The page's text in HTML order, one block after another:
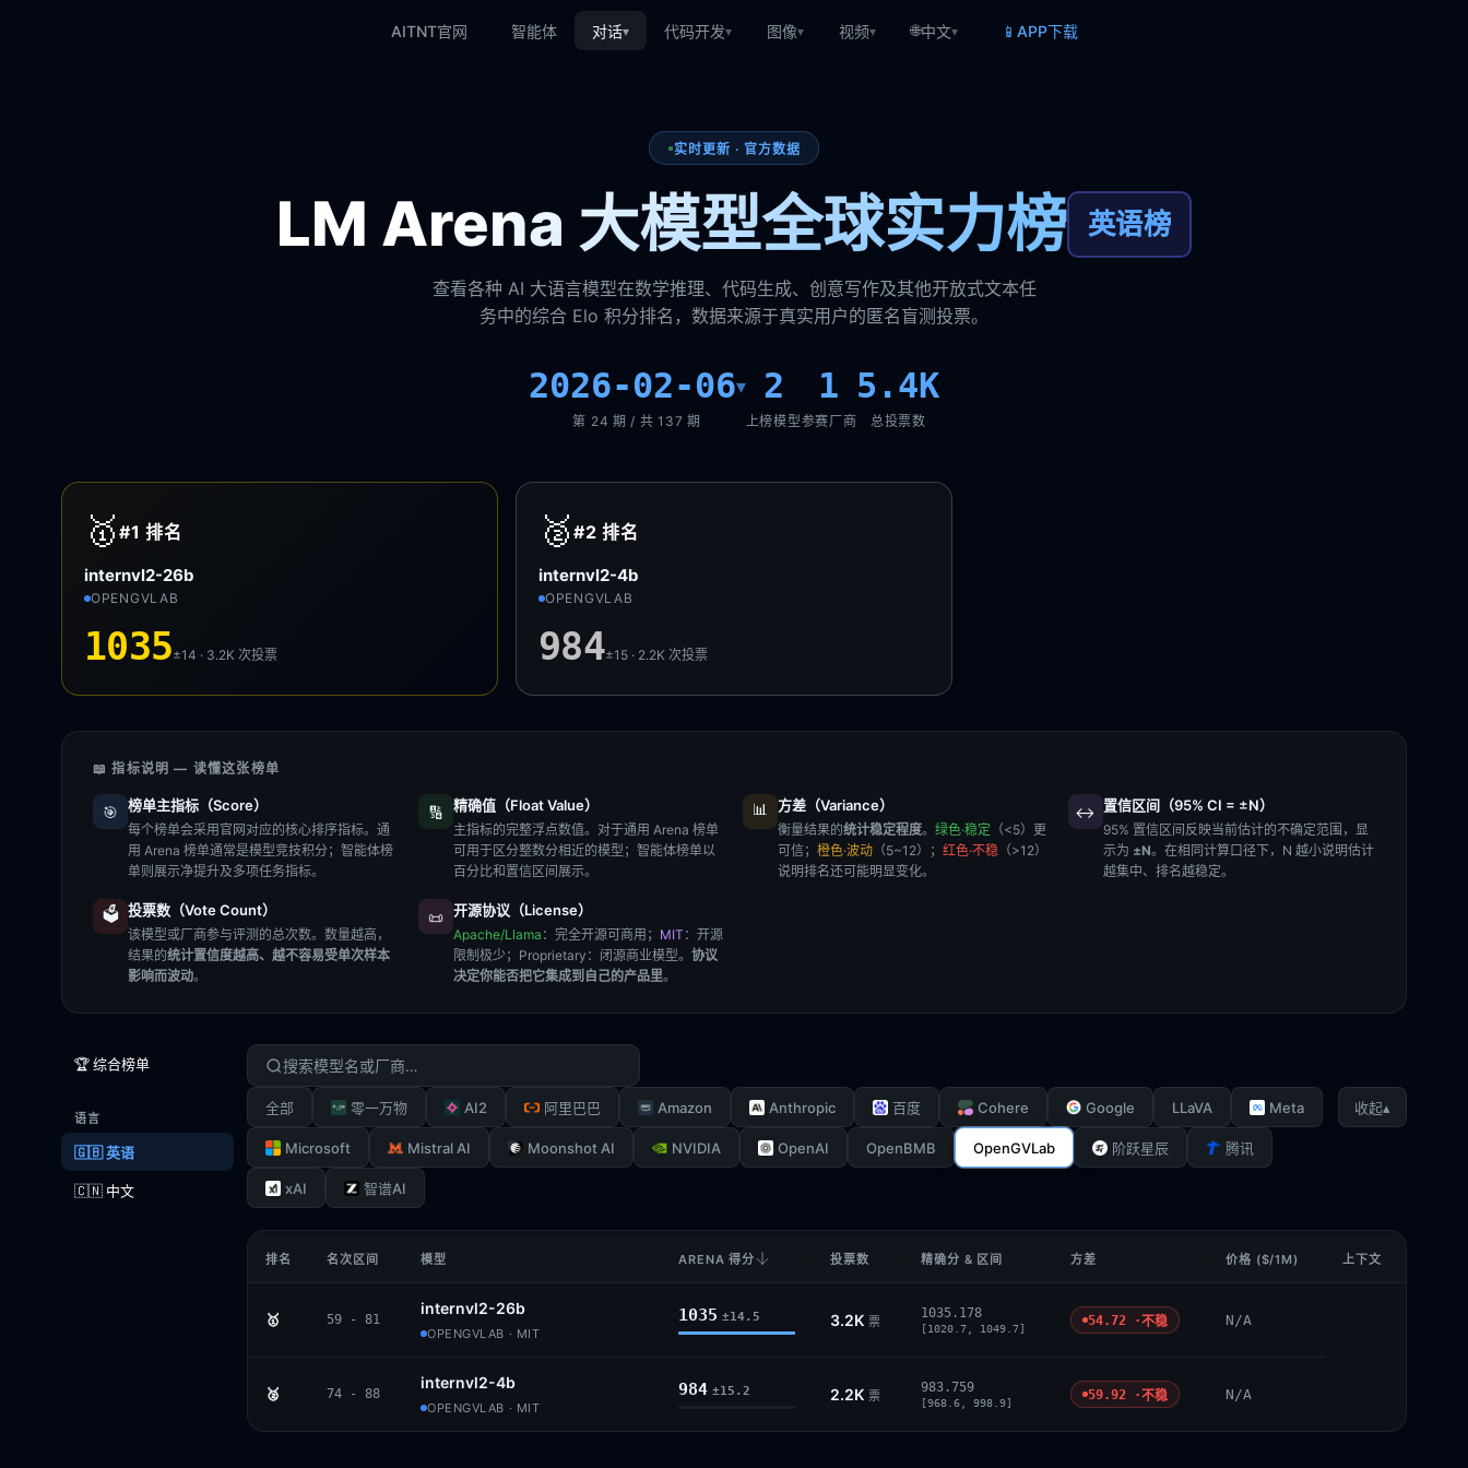
AITNT官网 智能体 对话▾ 代码开发▾ 图像▾ 视频▾ 🌐中文▾ 📱 APP下载
实时更新 · 官方数据
LM Arena 大模型全球实力榜 英语榜
查看各种 AI 大语言模型在数学推理、代码生成、创意写作及其他开放式文本任
务中的综合 Elo 积分排名，数据来源于真实用户的匿名盲测投票。
2026-02-06▾
第 24 期 / 共 137 期
2
上榜模型
1
参赛厂商
5.4K
总投票数
🥇 #1排名
internvl2-26b
OPENGVLAB
1035±14 · 3.2K次投票
🥈 #2排名
internvl2-4b
OPENGVLAB
984±15 · 2.2K 次投票
📖 指标说明 — 读懂这张榜单
🎯 榜单主指标（Score）
每个榜单会采用官网对应的核心排序指标。通
用 Arena 榜单通常是模型竞技积分；智能体榜
单则展示净提升及多项任务指标。
🔢 精确值（Float Value）
主指标的完整浮点数值。对于通用 Arena 榜单
可用于区分整数分相近的模型；智能体榜单以
百分比和置信区间展示。
📊 方差（Variance）
衡量结果的统计稳定程度。 绿色·稳定 （<5）更
可信； 橙色·波动 （5~12）； 红色·不稳 （>12）
说明排名还可能明显变化。
↔️ 置信区间（95% CI = ±N）
95% 置信区间反映当前估计的不确定范围，显
示为 ±N。在相同计算口径下，N 越小说明估计
越集中、排名越稳定。
🗳️ 投票数（Vote Count）
该模型或厂商参与评测的总次数。数量越高，
结果的统计置信度越高、越不容易受单次样本
影响而波动。
📜 开源协议（License）
Apache/Llama ：完全开源可商用； MIT ：开源
限制极少； Proprietary ：闭源商业模型。 协议
决定你能否把它集成到自己的产品里。
🏆 综合榜单
语言
🇬🇧 英语
🇨🇳 中文
全部 零一万物 AI2 阿里巴巴 Amazon Anthropic 百度 Cohere Google LLaVA Meta
Microsoft Mistral AI Moonshot AI NVIDIA OpenAI OpenBMB OpenGVLab 阶跃星辰 腾讯
xAI 智谱AI
收起▴
排名 名次区间 模型 ARENA 得分 投票数 精确分 & 区间 方差 价格 ($/1M) 上下文
🥇 59 - 81
internvl2-26b
OPENGVLAB · MIT
1035 ±14.5 3.2K 票
1035.178
[1020.7, 1049.7]
54.72 ·不稳 N/A
🥈 74 - 88
internvl2-4b
OPENGVLAB · MIT
984 ±15.2 2.2K 票
983.759
[968.6, 998.9]
59.92 ·不稳 N/A